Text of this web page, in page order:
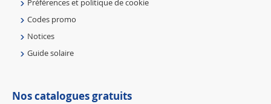
Préférences et politique de cookie
Codes promo
Notices
Guide solaire
Nos catalogues gratuits